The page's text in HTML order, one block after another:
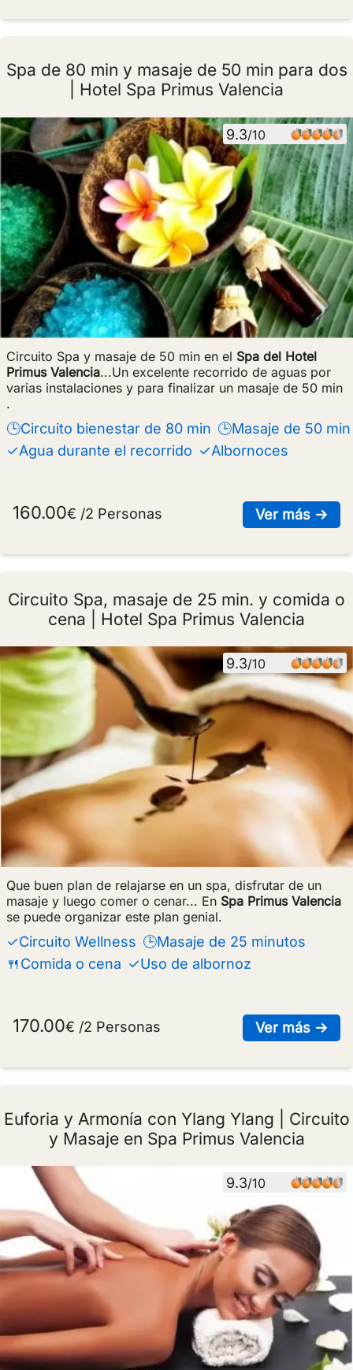
Spa de 80 min y masaje de 50 min para dos
| Hotel Spa Primus Valencia
9.3/10
Circuito Spa y masaje de 50 min en el Spa del Hotel
Primus Valencia...Un excelente recorrido de aguas por
varias instalaciones y para finalizar un masaje de 50 min
.
🕒Circuito bienestar de 80 min 🕒Masaje de 50 min
✓Agua durante el recorrido ✓Albornoces
Ver más →
160.00€ /2 Personas
Circuito Spa, masaje de 25 min. y comida o
cena | Hotel Spa Primus Valencia
9.3/10
Que buen plan de relajarse en un spa, disfrutar de un
masaje y luego comer o cenar... En Spa Primus Valencia
se puede organizar este plan genial.
✓Circuito Wellness 🕒Masaje de 25 minutos
🍴Comida o cena ✓Uso de albornoz
Ver más →
170.00€ /2 Personas
Euforia y Armonía con Ylang Ylang | Circuito
y Masaje en Spa Primus Valencia
9.3/10